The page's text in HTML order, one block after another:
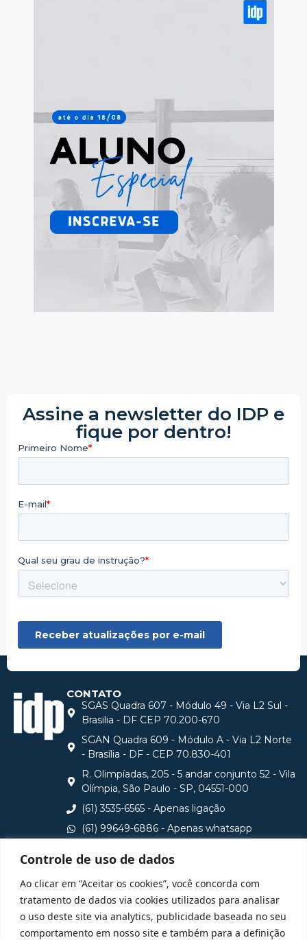
Controle de uso de dados
Ao clicar em “Aceitar os cookies”, você concorda com
tratamento de dados via cookies utilizados para analisar
o uso deste site via analytics, publicidade baseada no seu
comportamento em nosso site e também para a definição
Assine a newsletter do IDP e
fique por dentro!
CONTATO
SGAS Quadra 607 - Módulo 49 - Via L2 Sul -
Brasilia - DF CEP 70.200-670
SGAN Quadra 609 - Módulo A - Via L2 Norte
- Brasília - DF - CEP 70.830-401
R. Olimpíadas, 205 - 5 andar conjunto 52 - Vila
Olímpia, São Paulo - SP, 04551-000
(61) 3535-6565 - Apenas ligação
(61) 99649-6886 - Apenas whatsapp
Consulte aqui o cadastro da Instituição no Sistema e-
MEC